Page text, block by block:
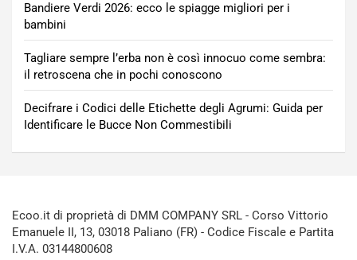
Bandiere Verdi 2026: ecco le spiagge migliori per i
bambini
Tagliare sempre l’erba non è così innocuo come sembra:
il retroscena che in pochi conoscono
Decifrare i Codici delle Etichette degli Agrumi: Guida per
Identificare le Bucce Non Commestibili
Ecoo.it di proprietà di DMM COMPANY SRL - Corso Vittorio
Emanuele II, 13, 03018 Paliano (FR) - Codice Fiscale e Partita
I.V.A. 03144800608